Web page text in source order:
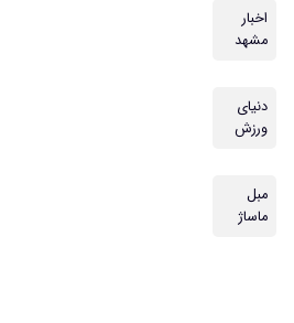
اخبار
مشهد
دنیای
ورزش
مبل
ماساژ